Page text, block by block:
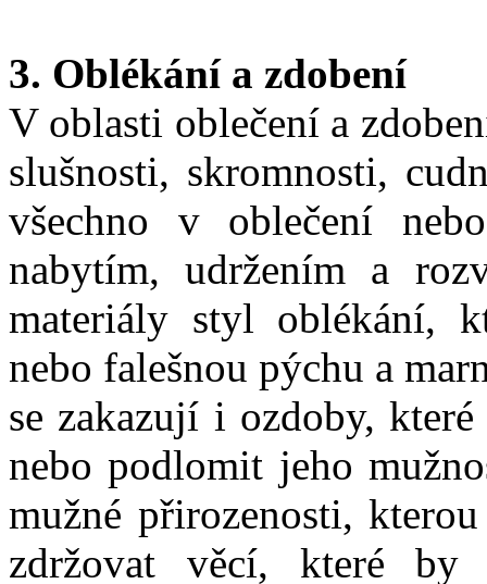
3. Oblékání a zdobení
V oblasti oblečení a
slušnosti, skromnosti,
všechno v oblečení
nabytím, udržením a
materiály styl oblékání,
nebo falešnou pýchu a
se zakazují i ozdoby,
nebo podlomit jeho
mužné přirozenosti,
zdržovat věcí, které